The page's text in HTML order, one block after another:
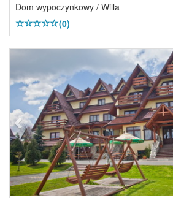
Dom wypoczynkowy / Willa
(0)